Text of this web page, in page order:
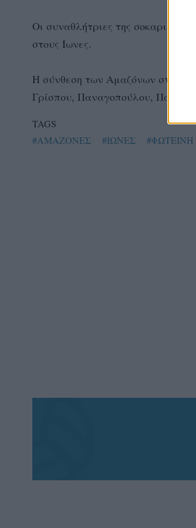
Οι συναθλήτριες της
στους Ίωνες.
Η σύνθεση των Αμαζόνων στο
Γρίσπου, Παναγοπούλου,
TAGS
#ΑΜΑΖΟΝΕΣ
#ΙΩΝΕΣ